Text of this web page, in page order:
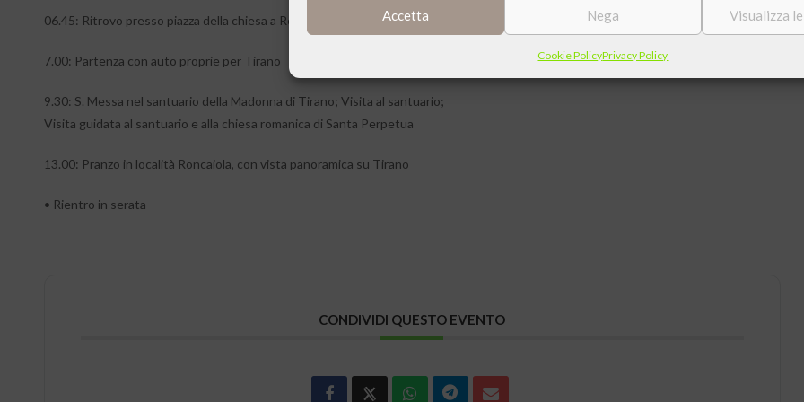
Accetta Nega Visualizza
Cookie PolicyPrivacy Policy
06.45: Ritrovo presso piazza della chiesa a Renate (MB)
7.00: Partenza con auto proprie per Tirano
9.30: S. Messa nel santuario della Madonna di Tirano; Visita al santuario;
Visita guidata al santuario e alla chiesa romanica di Santa Perpetua
13.00: Pranzo in località Roncaiola, con vista panoramica su Tirano
• Rientro in serata
CONDIVIDI QUESTO EVENTO